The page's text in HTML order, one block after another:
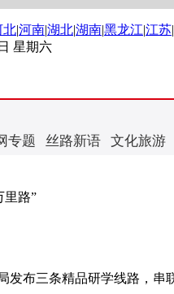
北|河南|湖北|湖南|黑龙江|江苏|
星期六
专题 丝路新语 文化旅游
里路”
三条精品研学线路，串